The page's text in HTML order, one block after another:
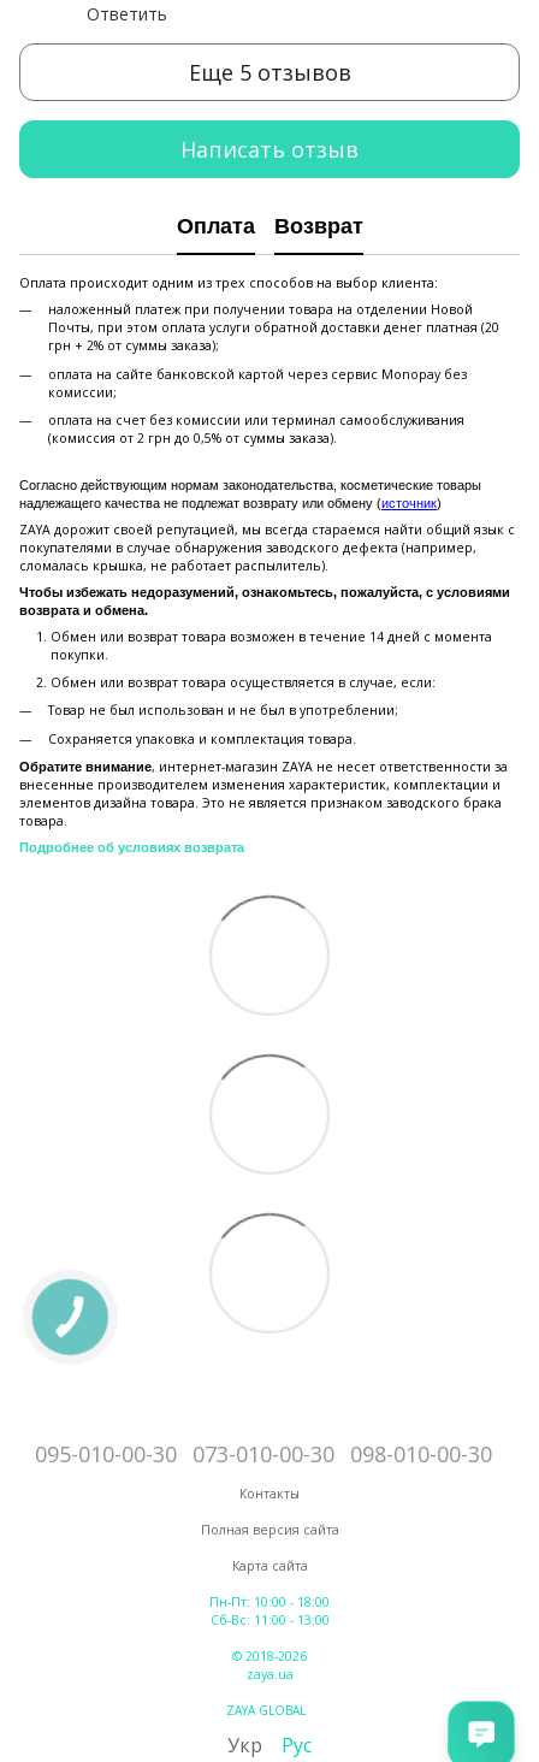
Ответить
Еще 5 отзывов
Написать отзыв
Оплата Возврат
Оплата происходит одним из трех способов на выбор клиента:
наложенный платеж при получении товара на отделении Новой
Почты, при этом оплата услуги обратной доставки денег платная (20
грн + 2% от суммы заказа);
оплата на сайте банковской картой через сервис Monopay без
комиссии;
оплата на счет без комиссии или терминал самообслуживания
(комиссия от 2 грн до 0,5% от суммы заказа).
Согласно действующим нормам законодательства, косметические товары
надлежащего качества не подлежат возврату или обмену (источник)
ZAYA дорожит своей репутацией, мы всегда стараемся найти общий язык с
покупателями в случае обнаружения заводского дефекта (например,
сломалась крышка, не работает распылитель).
Чтобы избежать недоразумений, ознакомьтесь, пожалуйста, с условиями
возврата и обмена.
Обмен или возврат товара возможен в течение 14 дней с момента
покупки.
Обмен или возврат товара осуществляется в случае, если:
Товар не был использован и не был в употреблении;
Сохраняется упаковка и комплектация товара.
Обратите внимание, интернет-магазин ZAYA не несет ответственности за
внесенные производителем изменения характеристик, комплектации и
элементов дизайна товара. Это не является признаком заводского брака
товара.
Подробнее об условиях возврата
095-010-00-30 073-010-00-30 098-010-00-30
Контакты
Полная версия сайта
Карта сайта
Пн-Пт: 10:00 - 18:00
Сб-Вс: 11:00 - 13:00
© 2018-2026
zaya.ua
ZAYA GLOBAL
Укр Рус